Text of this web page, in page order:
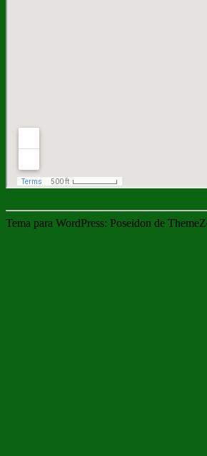
Tema para WordPress: Poseidon de